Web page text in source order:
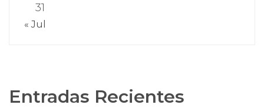
31
« Jul
Entradas Recientes